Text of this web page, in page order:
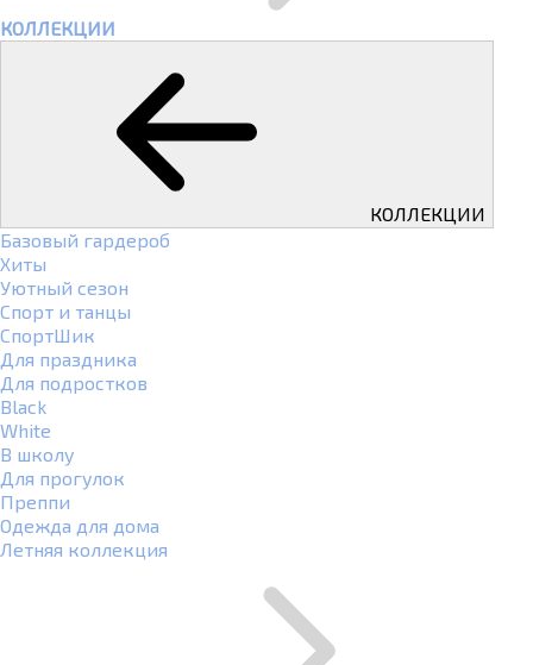
КОЛЛЕКЦИИ
КОЛЛЕКЦИИ
Базовый гардероб
Хиты
Уютный сезон
Спорт и танцы
СпортШик
Для праздника
Для подростков
Black
White
В школу
Для прогулок
Преппи
Одежда для дома
Летняя коллекция